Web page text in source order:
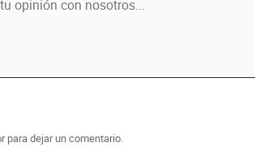
para dejar un comentario.